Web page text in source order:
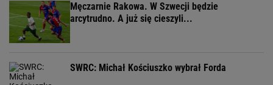
Męczarnie Rakowa. W Szwecji będzie
arcytrudno. A już się cieszyli...
SWRC: Michał Kościuszko wybrał Forda